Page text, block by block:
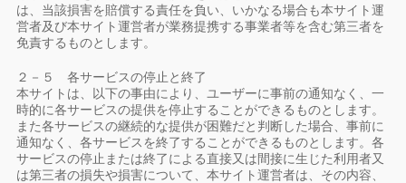
は、当該損害を賠償する責任を負い、いかなる場合も本サイト運
営者及び本サイト運営者が業務提携する事業者等を含む第三者を
免責するものとします。
２－５ 各サービスの停止と終了
本サイトは、以下の事由により、ユーザーに事前の通知なく、一
時的に各サービスの提供を停止することができるものとします。
また各サービスの継続的な提供が困難だと判断した場合、事前に
通知なく、各サービスを終了することができるものとします。各
サービスの停止または終了による直接又は間接に生じた利用者又
は第三者の損失や損害について、本サイト運営者は、その内容、